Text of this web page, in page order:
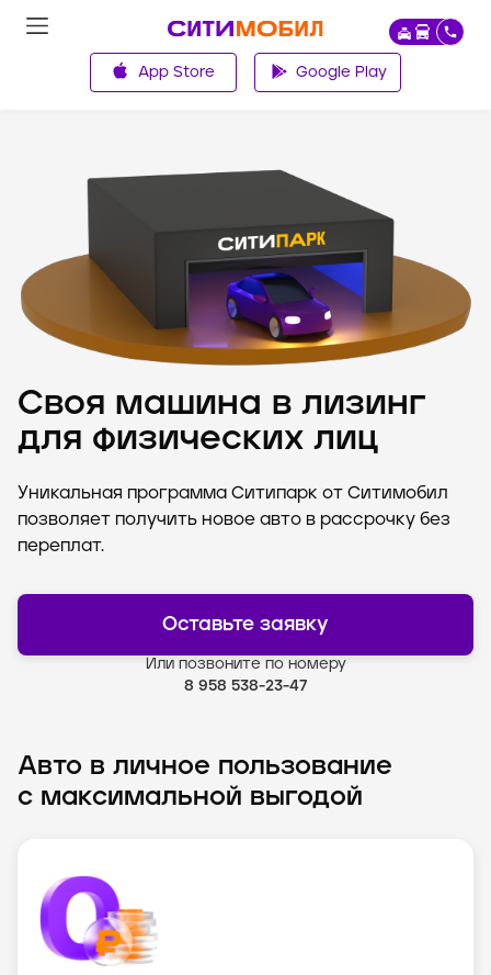
App Store Google Play
Своя машина в лизинг
для физических лиц
Уникальная программа Ситипарк от Ситимобил
позволяет получить новое авто в рассрочку без
переплат.
Оставьте заявку
Или позвоните по номеру
8 958 538-23-47
Авто в личное пользование
с максимальной выгодой